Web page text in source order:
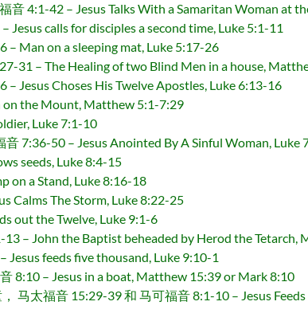
4:1-42 – Jesus Talks With a Samaritan Woman at
calls for disciples a second time, Luke 5:1-11
Man on a sleeping mat, Luke 5:17-26
31 – The Healing of two Blind Men in a house,
Jesus Choses His Twelve Apostles, Luke 6:13-16
the Mount, Matthew 5:1-7:29
Luke 7:1-10
7:36-50 – Jesus Anointed By A Sinful Woman, Luke
seeds, Luke 8:4-15
on a Stand, Luke 8:16-18
Calms The Storm, Luke 8:22-25
out the Twelve, Luke 9:1-6
– John the Baptist beheaded by Herod the Tetarch,
feeds five thousand, Luke 9:10-1
8:10 – Jesus in a boat, Matthew 15:39 or Mark 8:10
马太福音 15:29-39 和 马可福音 8:1-10 – Jesus